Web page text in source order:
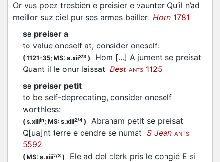
Or vus poez tresbien e preisier e vaunter Qu’il n’ad
meillor suz ciel pur ses armes bailler Horn 1781
se preiser a
to value oneself at, consider oneself:
( 1121-35; MS: s.xii3/3 ) Hom [...] A jument se preisat
Quant il le onur laissat Best ANTS 1125
se preiser petit
to be self-deprecating, consider oneself
worthless:
( s.xiiiin; MS: s.xiii2/4 ) Abraham petit se preisat
Q[ua]nt terre e cendre se numat S Jean ANTS
5592
( MS: s.xiii2/3 )
Ele ad del clerk pris le congié E si